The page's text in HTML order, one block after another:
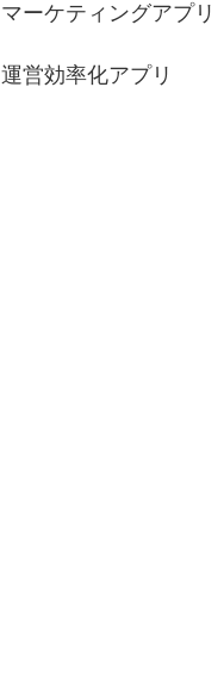
マーケティングアプリ
運営効率化アプリ